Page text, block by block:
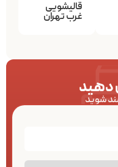
قالیشویی
غرب تهران
دهید
شوید